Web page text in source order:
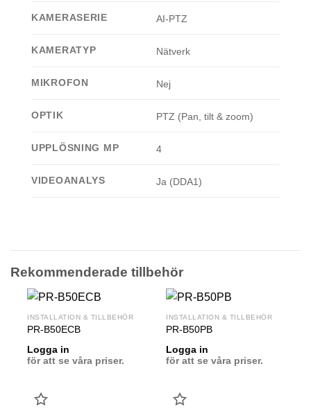
KAMERASERIE AI-PTZ
KAMERATYP Nätverk
MIKROFON Nej
OPTIK PTZ (Pan, tilt & zoom)
UPPLÖSNING MP 4
VIDEOANALYS Ja (DDA1)
Rekommenderade tillbehör
INSTALLATION & TILLBEHÖR
PR-B50ECB
Logga in
för att se våra priser.
INSTALLATION & TILLBEHÖR
PR-B50PB
Logga in
för att se våra priser.